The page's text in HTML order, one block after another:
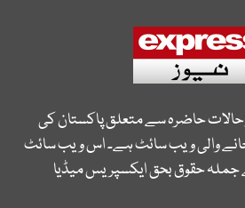
حالات حاضرہ سے متعلق پاکستان کی
والی ویب سائٹ ہے۔ اس ویب سائٹ
جملہ حقوق بحق ایکسپریس میڈیا